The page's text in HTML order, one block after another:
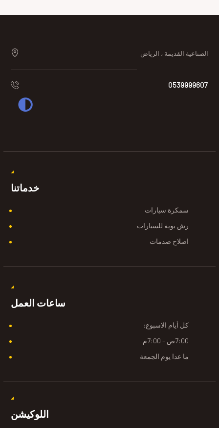
الصناعية القديمة ، الرياض
0539999607
خدماتنا
سمكرة سيارات
رش بوية للسيارات
اصلاح صدمات
ساعات العمل
كل أيام الاسبوع:
7:00ص - 7:00م
ما عدا يوم الجمعة
اللوكيشن